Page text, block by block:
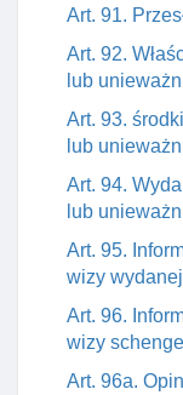
Art. 91.
Art. 92.
lub
Art. 93.
lub
Art. 94.
lub
Art. 95.
wizy
Art. 96.
wizy
Art. 96a.